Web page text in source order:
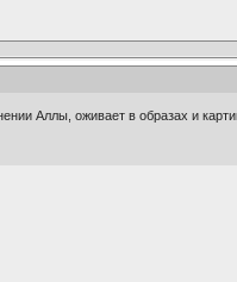
Аллы, оживает в образах и